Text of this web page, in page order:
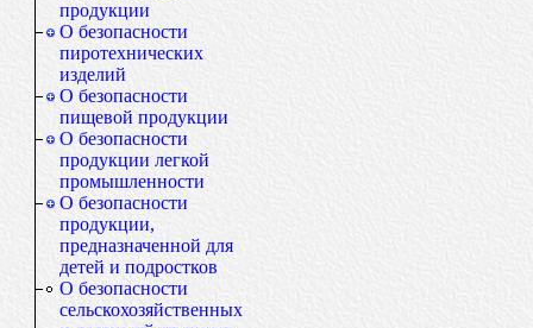
продукции
О безопасности
пиротехнических
изделий
О безопасности
пищевой продукции
О безопасности
продукции легкой
промышленности
О безопасности
продукции,
предназначенной для
детей и подростков
О безопасности
сельскохозяйственных